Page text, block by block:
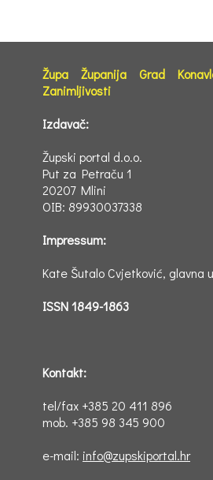
Župa Županija Grad
Zanimljivosti
Izdavač:
Župski portal d.o.o.
Put za Petraču 1
20207 Mlini
OIB: 89930037338
Impressum:
Kate Šutalo Cvjetković, glavna
ISSN 1849-1863
Kontakt:
tel/fax +385 20 411 896
mob. +385 98 345 900
e-mail: info@zupskiportal.hr